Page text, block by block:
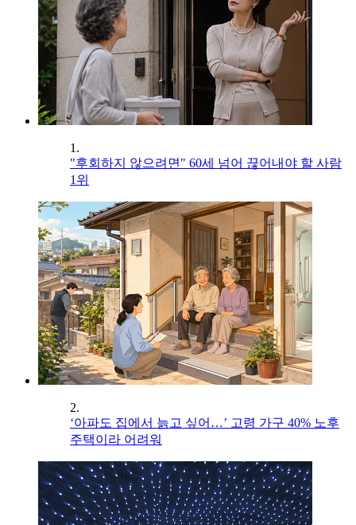
1.
"후회하지 않으려면" 60세 넘어 끊어내야 할 사람
1위
2.
‘아파도 집에서 늙고 싶어…’ 고령 가구 40% 노후
주택이라 어려워